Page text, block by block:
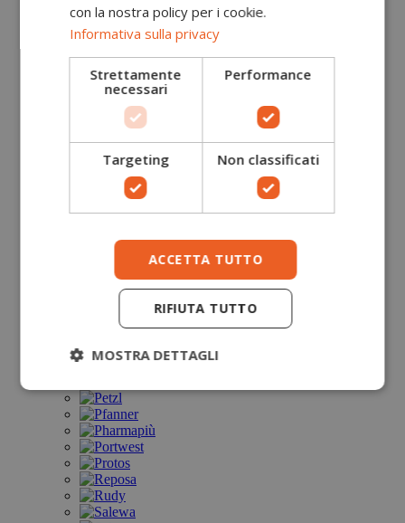
con la nostra policy per i cookie.
Informativa sulla privacy
Strettamente
necessari
Performance
Targeting Non classificati
ACCETTA TUTTO
RIFIUTA TUTTO
MOSTRA DETTAGLI